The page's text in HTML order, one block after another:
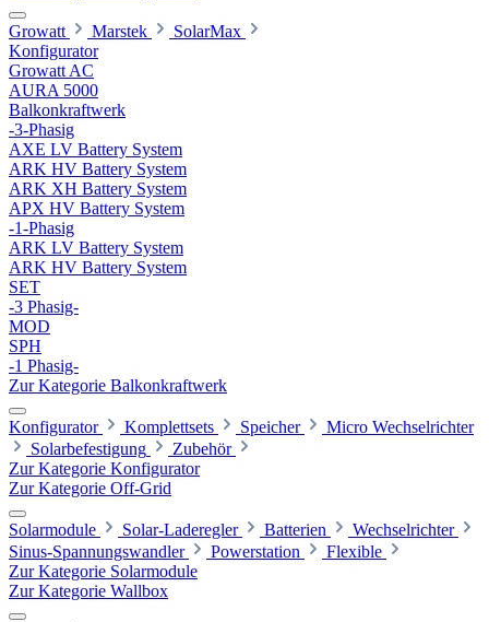
Growatt Marstek
SolarMax
Konfigurator
Growatt AC
AURA 5000
Balkonkraftwerk
-3-Phasig
AXE LV Battery System
ARK HV Battery System
ARK XH Battery System
APX HV Battery System
-1-Phasig
ARK LV Battery System
ARK HV Battery System
SET
-3 Phasig-
MOD
SPH
-1 Phasig-
Zur Kategorie Balkonkraftwerk
Konfigurator Komplettsets Speicher
Micro Wechselrichter
Solarbefestigung
Zubehör
Zur Kategorie Konfigurator
Zur Kategorie Off-Grid
Solarmodule Solar-Laderegler Batterien
Wechselrichter
Sinus-Spannungswandler
Powerstation
Flexible
Zur Kategorie Solarmodule
Zur Kategorie Wallbox